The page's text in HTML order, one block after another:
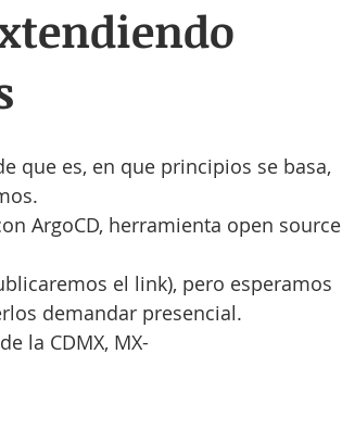
que es, en que principios se basa,
ArgoCD, herramienta open source
el link), pero esperamos
demandar presencial.
la CDMX, MX-